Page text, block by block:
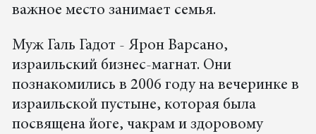
важное место занимает семья.
Муж Галь Гадот - Ярон Варсано,
израильский бизнес-магнат. Они
познакомились в 2006 году на вечеринке в
израильской пустыне, которая была
посвящена йоге, чакрам и здоровому